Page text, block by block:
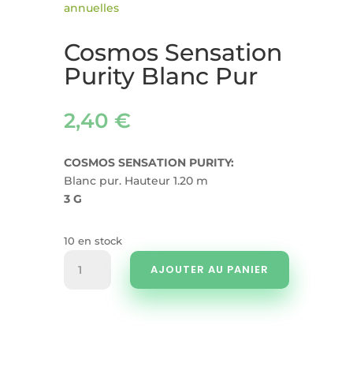
annuelles
Cosmos Sensation
Purity Blanc Pur
2,40 €
COSMOS SENSATION PURITY:
Blanc pur. Hauteur 1.20 m
3 G
10 en stock
AJOUTER AU PANIER